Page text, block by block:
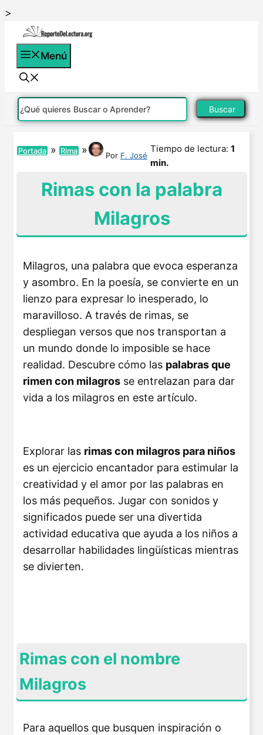
>
contenido
Menú
Buscar
Portada » Rima » Por F. José
Tiempo de lectura: 1
min.
Rimas con la palabra
Milagros
Milagros, una palabra que evoca esperanza
y asombro. En la poesía, se convierte en un
lienzo para expresar lo inesperado, lo
maravilloso. A través de rimas, se
despliegan versos que nos transportan a
un mundo donde lo imposible se hace
realidad. Descubre cómo las palabras que
rimen con milagros se entrelazan para dar
vida a los milagros en este artículo.
Explorar las rimas con milagros para niños
es un ejercicio encantador para estimular la
creatividad y el amor por las palabras en
los más pequeños. Jugar con sonidos y
significados puede ser una divertida
actividad educativa que ayuda a los niños a
desarrollar habilidades lingüísticas mientras
se divierten.
Rimas con el nombre
Milagros
Para aquellos que busquen inspiración o